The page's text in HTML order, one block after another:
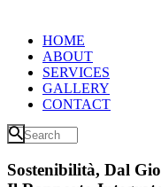
HOME
ABOUT
SERVICES
GALLERY
CONTACT
Sostenibilità, Dal